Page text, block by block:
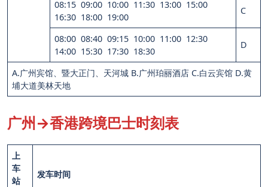
08:15 09:00 10:00 11:30 13:00 15:00
16:30 18:00 19:00
C
08:00 08:40 09:15 10:00 11:00 12:30
14:00 15:30 17:30 18:30
D
A.广州宾馆、暨大正门、天河城 B.广州珀丽酒店 C.白云宾馆 D.黄
埔大道美林天地
广州→香港跨境巴士时刻表
上
车
站
发车时间